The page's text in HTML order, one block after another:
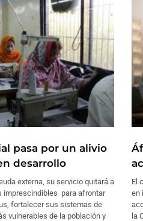
pasa por un alivio
desarrollo
externa, su servicio quitará a
imprescindibles para afrontar
fortalecer sus sistemas de
vulnerables de la población y
El
en
la